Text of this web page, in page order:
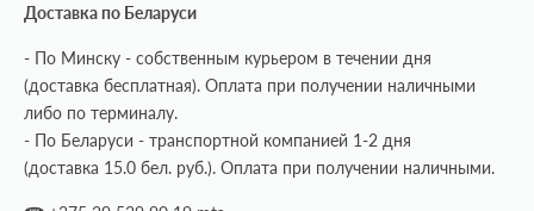
Доставка по Беларуси
- По Минску - собственным курьером в течении дня
(доставка бесплатная). Оплата при получении наличными
либо по терминалу.
- По Беларуси - транспортной компанией 1-2 дня
(доставка 15.0 бел. руб.). Оплата при получении наличными.